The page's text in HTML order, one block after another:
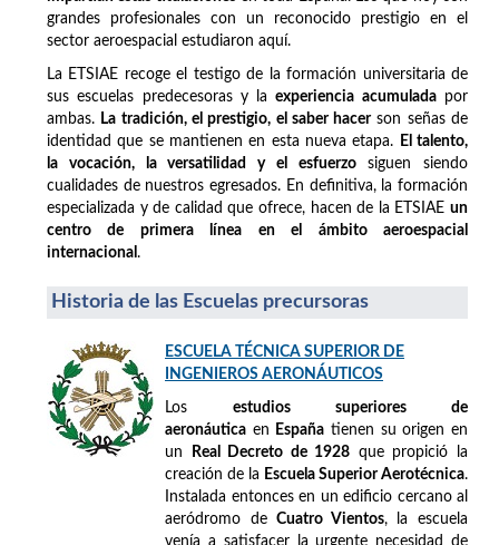
grandes profesionales con un reconocido prestigio en el
sector aeroespacial estudiaron aquí.
La ETSIAE recoge el testigo de la formación universitaria de
sus escuelas predecesoras y laexperiencia acumuladapor
ambas. La tradición, el prestigio, el saber hacerson señas de
identidad que se mantienen en esta nueva etapa.
El talento,
la vocación, la versatilidad y el esfuerzosiguen siendo
cualidades de nuestros egresados. En definitiva, la formación
especializada y de calidad que ofrece, hacen de la ETSIAE un
centro de primera línea en el ámbito aeroespacial
internacional .
Historia de las Escuelas precursoras
ESCUELA TÉCNICA SUPERIOR DE
INGENIEROS AERONÁUTICOS
Los estudios superiores de
aeronáutica en España tienen su origen en
un
Real Decreto de 1928 que propició la
creación de la Escuela Superior Aerotécnica.
Instalada entonces en un edificio cercano al
aeródromo deCuatro Vientos, la escuela
venía a satisfacer la urgente necesidad de